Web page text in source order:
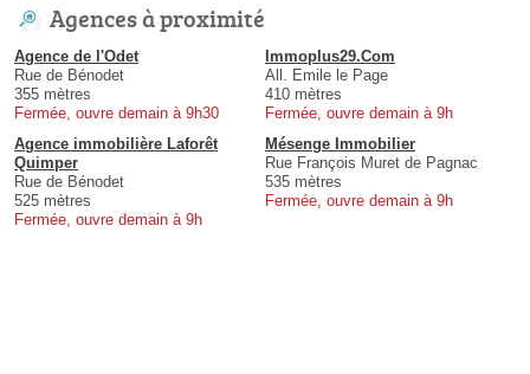
Agences à proximité
Agence de l'Odet
Rue de Bénodet
355 mètres
Fermée, ouvre demain à 9h30
Immoplus29.Com
All. Emile le Page
410 mètres
Fermée, ouvre demain à 9h
Agence immobilière Laforêt
Quimper
Rue de Bénodet
525 mètres
Fermée, ouvre demain à 9h
Mésenge Immobilier
Rue François Muret de Pagnac
535 mètres
Fermée, ouvre demain à 9h